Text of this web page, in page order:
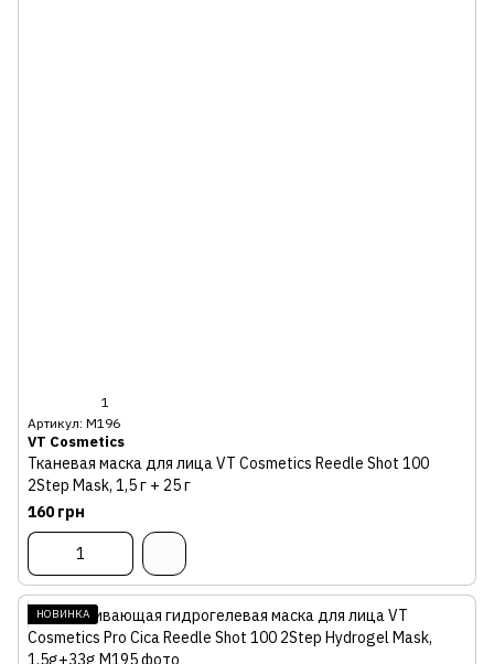
1
Артикул: М196
VT Cosmetics
Тканевая маска для лица VT Cosmetics Reedle Shot 100
2Step Mask, 1,5 г + 25 г
160 грн
НОВИНКА